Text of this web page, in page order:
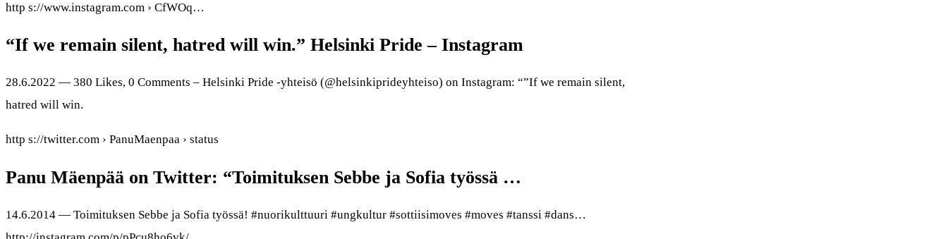
http s://www.instagram.com › CfWOq…
“If we remain silent, hatred will win.” Helsinki Pride – Instagram
28.6.2022 — 380 Likes, 0 Comments – Helsinki Pride -yhteisö (@helsinkiprideyhteiso) on Instagram: “”If we remain silent,
hatred will win.
http s://twitter.com › PanuMaenpaa › status
Panu Mäenpää on Twitter: “Toimituksen Sebbe ja Sofia työssä …
14.6.2014 — Toimituksen Sebbe ja Sofia työssä! #nuorikulttuuri #ungkultur #sottiisimoves #moves #tanssi #dans…